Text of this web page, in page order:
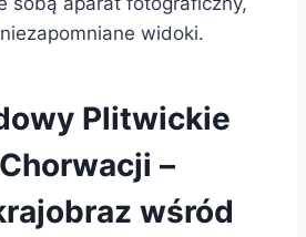
widoki.
Plitwickie
–
wśród